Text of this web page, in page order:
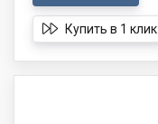
Купить в 1 клик